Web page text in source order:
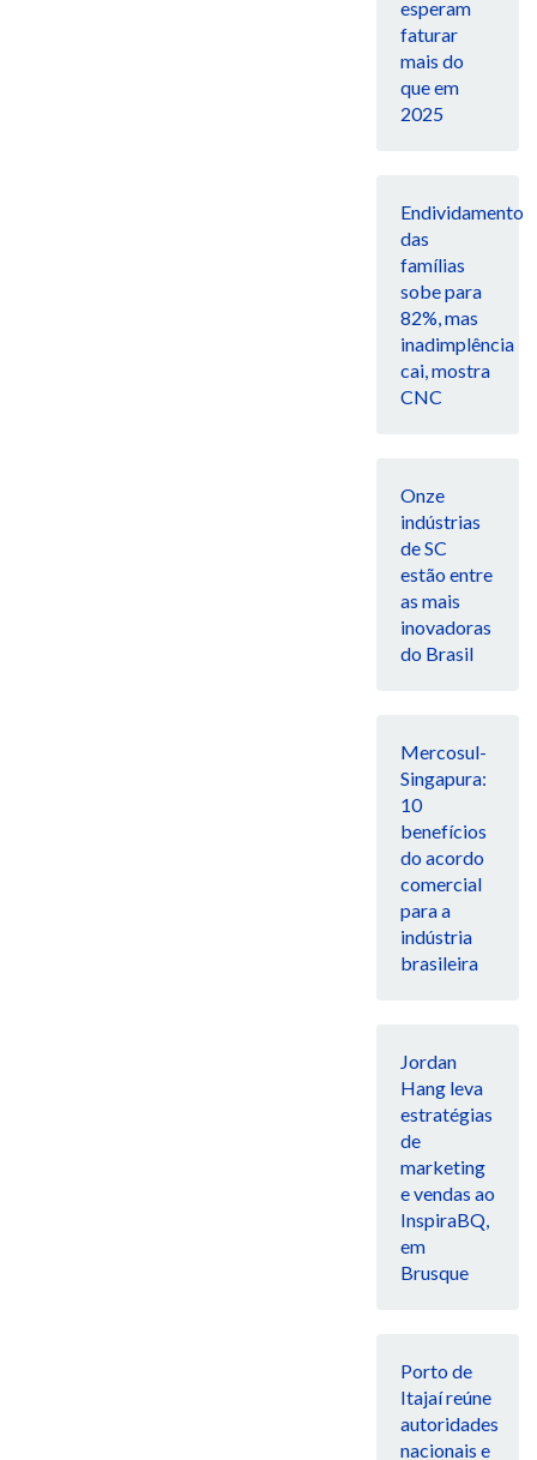
esperam
faturar
mais do
que em
2025
Endividamento
das
famílias
sobe para
82%, mas
inadimplência
cai, mostra
CNC
Onze
indústrias
de SC
estão entre
as mais
inovadoras
do Brasil
Mercosul-
Singapura:
10
benefícios
do acordo
comercial
para a
indústria
brasileira
Jordan
Hang leva
estratégias
de
marketing
e vendas ao
InspiraBQ,
em
Brusque
Porto de
Itajaí reúne
autoridades
nacionais e